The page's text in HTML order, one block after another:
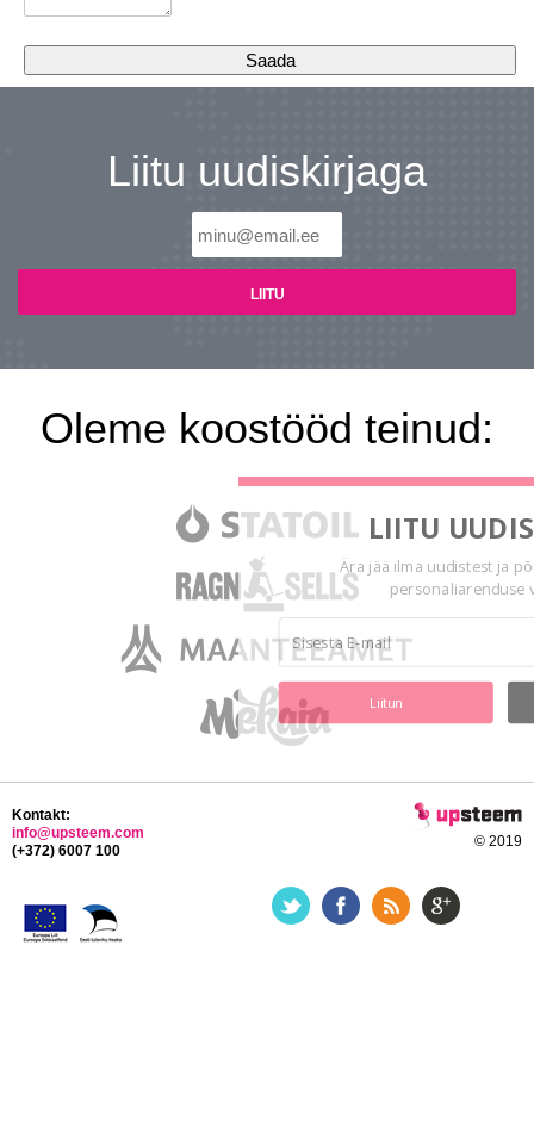
Liitu uudiskirjaga
Oleme koostööd teinud:
© 2019
Kontakt:
info@upsteem.com
(+372) 6007 100
LIITU
Ära jää ilma uudistest ja
personaliarenduse
Liitun